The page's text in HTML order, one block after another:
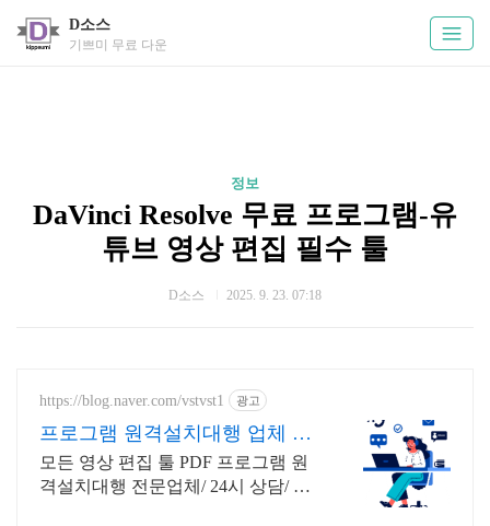
D소스
기쁘미 무료 다운
정보
DaVinci Resolve 무료 프로그램-유
튜브 영상 편집 필수 툴
D소스 2025. 9. 23. 07:18
https://blog.naver.com/vstvst1 광고
프로그램 원격설치대행 업체 프
로그램 원격설치대행 전문
모든 영상 편집 툴 PDF 프로그램 원
격설치대행 전문업체/ 24시 상담/ 영